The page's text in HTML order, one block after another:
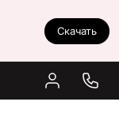
Скачать